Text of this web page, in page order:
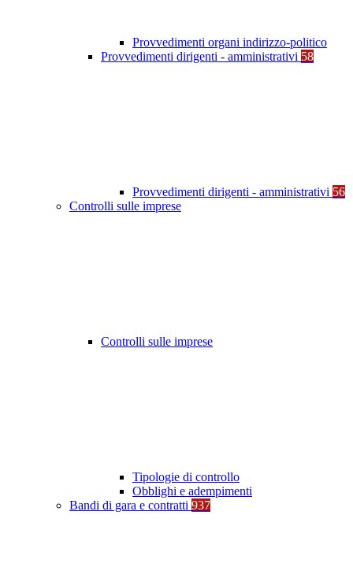
Provvedimenti organi indirizzo-politico
Provvedimenti dirigenti - amministrativi 58
Provvedimenti dirigenti - amministrativi 56
Controlli sulle imprese
Controlli sulle imprese
Tipologie di controllo
Obblighi e adempimenti
Bandi di gara e contratti 937